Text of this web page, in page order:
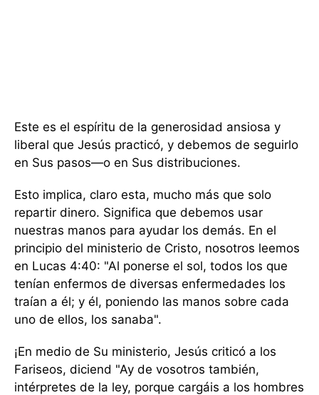
Este es el espíritu de la generosidad ansiosa y
liberal que Jesús practicó, y debemos de seguirlo
en Sus pasos—o en Sus distribuciones.
Esto implica, claro esta, mucho más que solo
repartir dinero. Significa que debemos usar
nuestras manos para ayudar los demás. En el
principio del ministerio de Cristo, nosotros leemos
en Lucas 4:40: "Al ponerse el sol, todos los que
tenían enfermos de diversas enfermedades los
traían a él; y él, poniendo las manos sobre cada
uno de ellos, los sanaba".
¡En medio de Su ministerio, Jesús criticó a los
Fariseos, diciend "Ay de vosotros también,
intérpretes de la ley, porque cargáis a los hombres